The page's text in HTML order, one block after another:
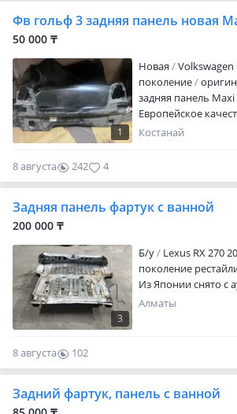
автомобиле на
оригинальный уже
эксплуатацию!
Фв гольф 3 задняя панель новая
50 000 ₸
1
Новая
Volkswagen
поколение
задняя панель
Европейское
Работаем с
Костанай
8 августа 242 4
Задняя панель фартук с ванной
200 000 ₸
3
Б/y
Lexus RX 270
поколение
Из Японии снято с
Алматы
8 августа
102
0
Задний фартук, панель с ванной